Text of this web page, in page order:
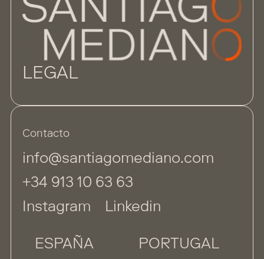
Contacto
info@santiagomediano.com
+34 913 10 63 63
Instagram
Linkedin
ESPAÑA PORTUGAL
LEGAL